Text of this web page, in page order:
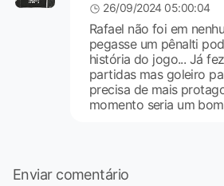
26/09/2024 05:00:04
Rafael não foi em
pegasse um pênalti
história do jogo... Já
partidas mas goleiro
precisa de mais
momento seria um
Enviar comentário